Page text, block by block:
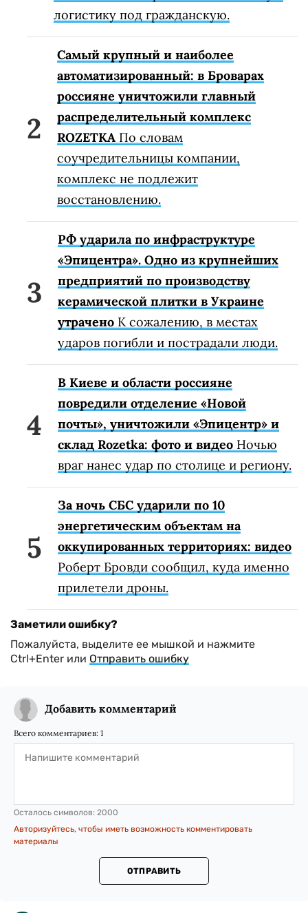
логистику под гражданскую.
Самый крупный и наиболее
автоматизированный: в Броварах
россияне уничтожили главный
распределительный комплекс
ROZETKA По словам
соучредительницы компании,
комплекс не подлежит
восстановлению.
РФ ударила по инфраструктуре
«Эпицентра». Одно из крупнейших
предприятий по производству
керамической плитки в Украине
утрачено К сожалению, в местах
ударов погибли и пострадали люди.
В Киеве и области россияне
повредили отделение «Новой
почты», уничтожили «Эпицентр» и
склад Rozetka: фото и видео Ночью
враг нанес удар по столице и региону.
За ночь СБС ударили по 10
энергетическим объектам на
оккупированных территориях: видео
Роберт Бровди сообщил, куда именно
прилетели дроны.
Заметили ошибку?
Пожалуйста, выделите ее мышкой и нажмите
Ctrl+Enter или Отправить ошибку
Добавить комментарий
Всего комментариев: 1
Осталось символов: 2000
Авторизуйтесь, чтобы иметь возможность комментировать
материалы
ОТПРАВИТЬ